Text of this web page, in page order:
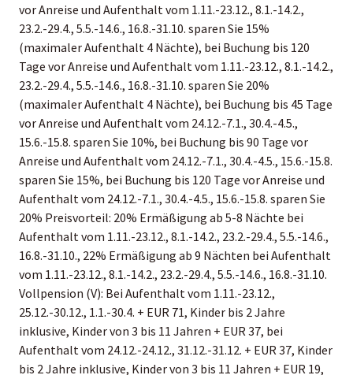
vor Anreise und Aufenthalt vom 1.11.-23.12., 8.1.-14.2.,
23.2.-29.4., 5.5.-14.6., 16.8.-31.10. sparen Sie 15%
(maximaler Aufenthalt 4 Nächte), bei Buchung bis 120
Tage vor Anreise und Aufenthalt vom 1.11.-23.12., 8.1.-14.2.,
23.2.-29.4., 5.5.-14.6., 16.8.-31.10. sparen Sie 20%
(maximaler Aufenthalt 4 Nächte), bei Buchung bis 45 Tage
vor Anreise und Aufenthalt vom 24.12.-7.1., 30.4.-4.5.,
15.6.-15.8. sparen Sie 10%, bei Buchung bis 90 Tage vor
Anreise und Aufenthalt vom 24.12.-7.1., 30.4.-4.5., 15.6.-15.8.
sparen Sie 15%, bei Buchung bis 120 Tage vor Anreise und
Aufenthalt vom 24.12.-7.1., 30.4.-4.5., 15.6.-15.8. sparen Sie
20% Preisvorteil: 20% Ermäßigung ab 5-8 Nächte bei
Aufenthalt vom 1.11.-23.12., 8.1.-14.2., 23.2.-29.4., 5.5.-14.6.,
16.8.-31.10., 22% Ermäßigung ab 9 Nächten bei Aufenthalt
vom 1.11.-23.12., 8.1.-14.2., 23.2.-29.4., 5.5.-14.6., 16.8.-31.10.
Vollpension (V): Bei Aufenthalt vom 1.11.-23.12.,
25.12.-30.12., 1.1.-30.4. + EUR 71, Kinder bis 2 Jahre
inklusive, Kinder von 3 bis 11 Jahren + EUR 37, bei
Aufenthalt vom 24.12.-24.12., 31.12.-31.12. + EUR 37, Kinder
bis 2 Jahre inklusive, Kinder von 3 bis 11 Jahren + EUR 19,